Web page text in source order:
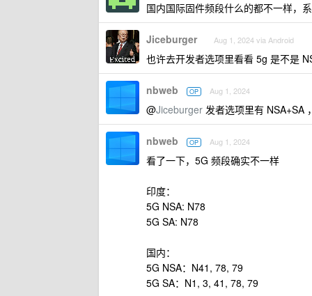
国内国际固件频段什么的都不一样，
Jiceburger Aug 1, 2024 via Android
也许去开发者选项里看看 5g 是不是
nbweb OP Aug 1, 2024
@Jiceburger 发者选项里有 NSA+SA
nbweb OP Aug 1, 2024
看了一下，5G 频段确实不一样
印度：
5G NSA: N78
5G SA: N78
国内：
5G NSA：N41, 78, 79
5G SA：N1, 3, 41, 78, 79